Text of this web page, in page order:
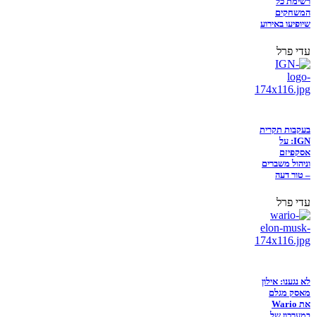
המשחקים
שיופיעו באירוע
עדי פרל
בעקבות תקרית
IGN: על
אסקפיזם
וניהול משברים
– טור דעה
עדי פרל
לא נגענו: אילון
מאסק מגלם
את Wario